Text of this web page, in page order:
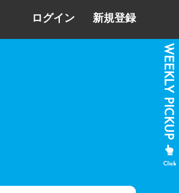
ログイン 新規登録